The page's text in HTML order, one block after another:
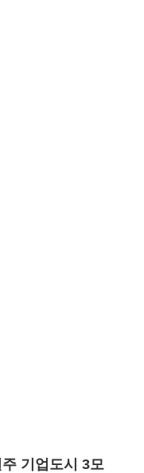
기업도시 3모